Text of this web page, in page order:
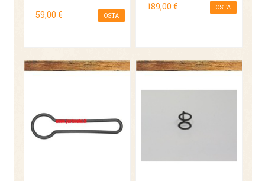
59,00 € OSTA
189,00 € OSTA